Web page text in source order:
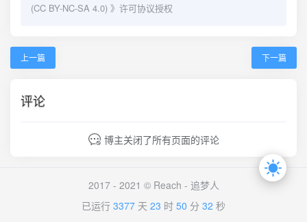
(CC BY-NC-SA 4.0) 》许可协议授权
上一篇 下一篇
评论
博主关闭了所有页面的评论
2017 - 2021 © Reach - 追梦人
已运行 3377 天 23 时 50 分 32 秒